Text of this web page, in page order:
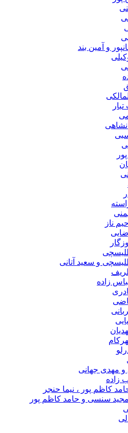
بند
آتانی
، نیما حنجر
و حامد کاظم پور